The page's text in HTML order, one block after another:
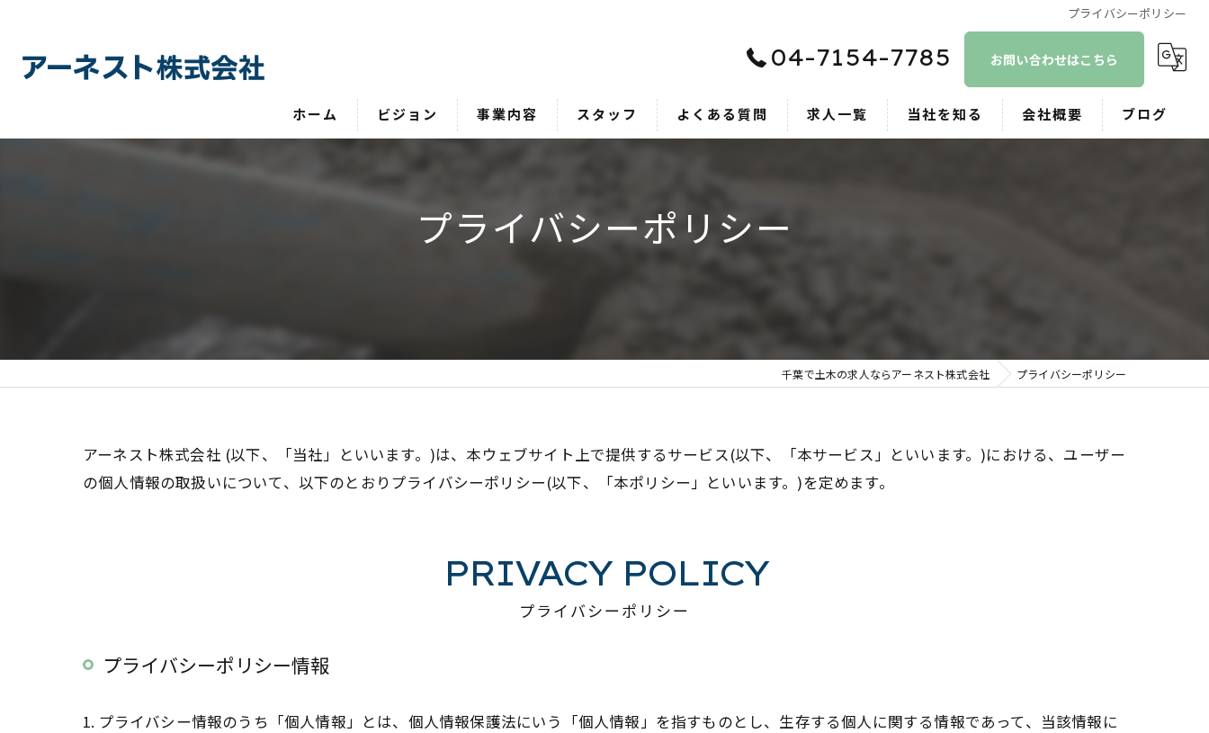
プライバシーポリシー
04-7154-7785 お問い合わせはこちら
ホーム ビジョン 事業内容 スタッフ よくある質問 求人一覧 当社を知る 会社概要 ブログ
プライバシーポリシー
千葉で土木の求人ならアーネスト株式会社 プライバシーポリシー
アーネスト株式会社 (以下、「当社」といいます。)は、本ウェブサイト上で提供するサービス(以下、「本サービス」といいます。)における、ユーザー
の個人情報の取扱いについて、以下のとおりプライバシーポリシー(以下、「本ポリシー」といいます。)を定めます。
プライバシーポリシー
PRIVACY POLICY
プライバシーポリシー情報
1. プライバシー情報のうち「個人情報」とは、個人情報保護法にいう「個人情報」を指すものとし、生存する個人に関する情報であって、当該情報に